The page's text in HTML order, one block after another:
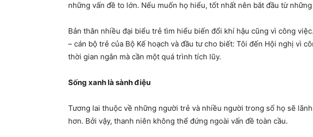
những vấn đề to lớn. Nếu muốn họ hiểu, tốt nhất nên bắt đầu từ
Bản thân nhiều đại biểu trẻ tìm hiểu biến đổi khí hậu cũng vì công
– cán bộ trẻ của Bộ Kế hoạch và đầu tư cho biết: Tôi đến Hội nghị vì
thời gian ngắn mà cần một quá trình tích lũy.
Sống xanh là sành điệu
Tương lai thuộc về những người trẻ và nhiều người trong số họ sẽ
hơn. Bởi vậy, thanh niên không thể đứng ngoài vấn đề toàn cầu.